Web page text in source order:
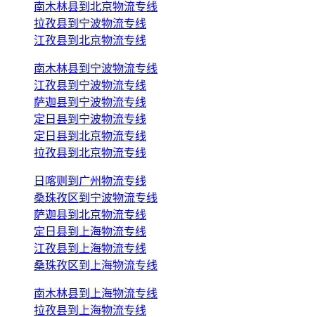
南木林县到北京物流专线
拉孜县到宁波物流专线
江孜县到北京物流专线
南木林县到宁波物流专线
江孜县到宁波物流专线
萨迦县到宁波物流专线
定日县到宁波物流专线
定日县到北京物流专线
拉孜县到北京物流专线
日喀则到广州物流专线
桑珠孜区到宁波物流专线
萨迦县到北京物流专线
定日县到上海物流专线
江孜县到上海物流专线
桑珠孜区到上海物流专线
南木林县到上海物流专线
拉孜县到上海物流专线